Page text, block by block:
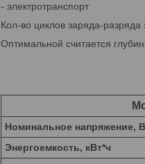
- электротранспорт
Кол-во циклов заряда-разряда
Оптимальной считается
Номинальное напряжение, В
Энергоемкость, кВт*ч